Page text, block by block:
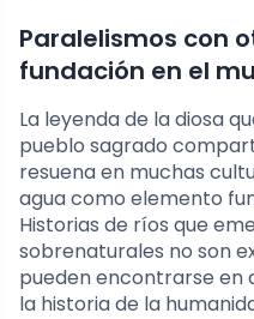
Paralelismos con
fundación en el
La leyenda de la diosa
pueblo sagrado
resuena en muchas
agua como elemento
Historias de ríos que
sobrenaturales no son
pueden encontrarse en
la historia de la